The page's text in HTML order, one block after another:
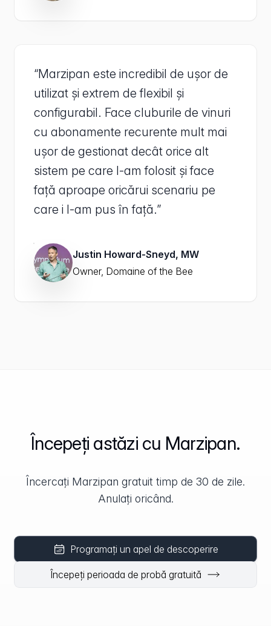
“Marzipan este incredibil de ușor de
utilizat și extrem de flexibil și
configurabil. Face cluburile de vinuri
cu abonamente recurente mult mai
ușor de gestionat decât orice alt
sistem pe care l-am folosit și face
față aproape oricărui scenariu pe
care i l-am pus în față.”
Justin Howard-Sneyd, MW
Owner, Domaine of the Bee
Începeți astăzi cu Marzipan.
Încercați Marzipan gratuit timp de 30 de zile.
Anulați oricând.
Programați un apel de descoperire
Începeți perioada de probă gratuită